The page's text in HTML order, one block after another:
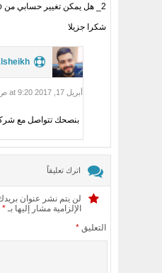
2_ هل يمكن تغيير حسابي من Micro لنوع اخر في اي وقت؟
شكرا جزيلا
أبريل 17, 2017 at 9:20 ص
بنصحك تتواصل مع
اترك تعليقاً
لن يتم نشر عنوان
الإلزامية مشار إليها بـ *
التعليق *